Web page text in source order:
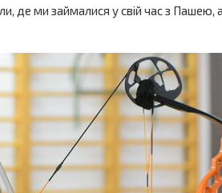
де ми займалися у свій час з